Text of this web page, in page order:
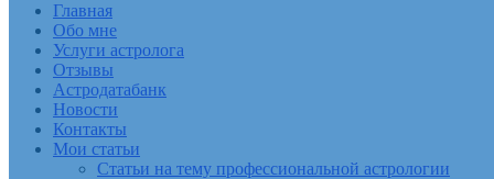
Главная
Обо мне
Услуги астролога
Отзывы
Астродатабанк
Новости
Контакты
Мои статьи
Статьи на тему профессиональной астрологии